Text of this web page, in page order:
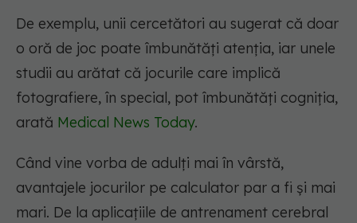
De exemplu, unii cercetători au sugerat că doar
o oră de joc poate îmbunătăți atenția, iar unele
studii au arătat că jocurile care implică
fotografiere, în special, pot îmbunătăți cogniția,
arată Medical News Today.
Când vine vorba de adulți mai în vârstă,
avantajele jocurilor pe calculator par a fi și mai
mari. De la aplicațiile de antrenament cerebral